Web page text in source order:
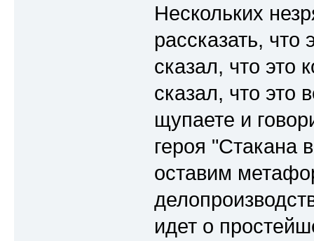
Нескольких
рассказать,
сказал, что это
сказал, что это
щупаете и
героя "Стакана
оставим
идет о